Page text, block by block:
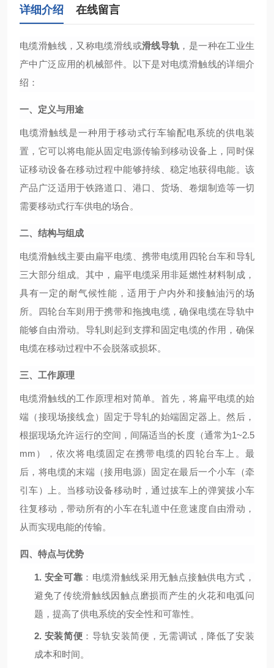
详细介绍 在线留言
电缆滑触线，又称电缆滑线或滑线导轨 ，是一种在工业生
产中广泛应用的机械部件。以下是对电缆滑触线的详细介
绍：
一、定义与用途
电缆滑触线是一种用于移动式行车输配电系统的供电装
置，它可以将电能从固定电源传输到移动设备上，同时保
证移动设备在移动过程中能够持续、稳定地获得电能。该
产品广泛适用于铁路道口、港口、货场、卷烟制造等一切
需要移动式行车供电的场合。
二、结构与组成
电缆滑触线主要由扁平电缆、携带电缆用四轮台车和导轧
三大部分组成。其中，扁平电缆采用非延燃性材料制成，
具有一定的耐气候性能，适用于户内外和接触油污的场
所。四轮台车则用于携带和拖拽电缆，确保电缆在导轨中
能够自由滑动。导轧则起到支撑和固定电缆的作用，确保
电缆在移动过程中不会脱落或损坏。
三、工作原理
电缆滑触线的工作原理相对简单。首先，将扁平电缆的始
端（接现场接线盒）固定于导轧的始端固定器上。然后，
根据现场允许运行的空间，间隔适当的长度（通常为1~2.5
mm），依次将电缆固定在携带电缆的四轮台车上。最
后，将电缆的末端（接用电源）固定在最后一个小车（牵
引车）上。当移动设备移动时，通过拔车上的弹簧拔小车
往复移动，带动所有的小车在轧道中任意速度自由滑动，
从而实现电能的传输。
四、特点与优势
1. 安全可靠 ：电缆滑触线采用无触点接触供电方式，
避免了传统滑触线因触点磨损而产生的火花和电弧问
题，提高了供电系统的安全性和可靠性。
2. 安装简便 ：导轨安装简便，无需调试，降低了安装
成本和时间。